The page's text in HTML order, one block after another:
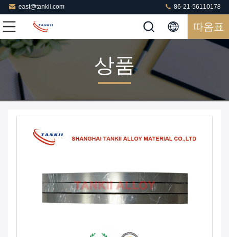
east@tankii.com 86-21-56110178
따옴표
상품